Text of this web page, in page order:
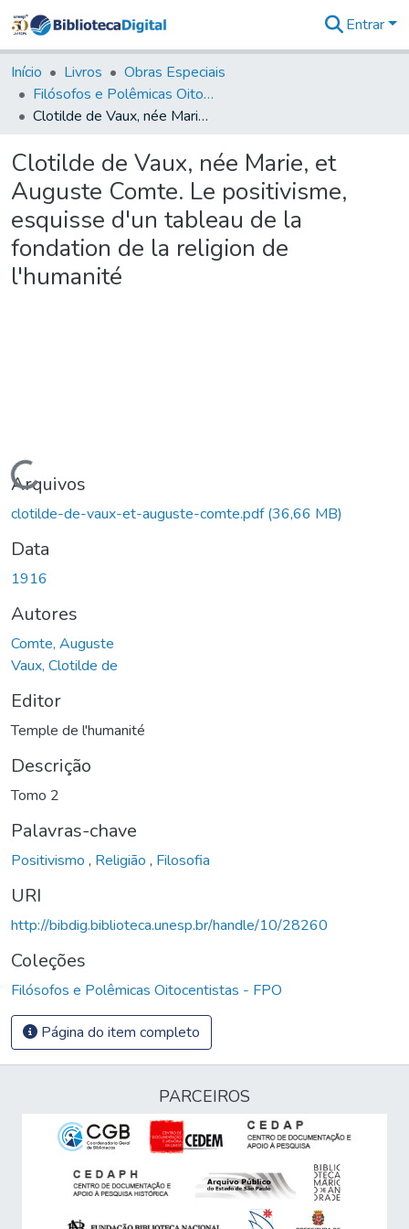
&
Coleções
Tudo na
Biblioteca
Estatísticas
Entrar
Início Livros
Obras Especiais
Filósofos e Polêmicas Oitocentistas - FPO
Clotilde de Vaux, née Marie, et Auguste Comte. Le positivisme, esquisse d'un tableau de la fondation de la religion de l'humanité
Clotilde de Vaux, née Marie, et
Auguste Comte. Le positivisme,
esquisse d'un tableau de la
fondation de la religion de
l'humanité
Carregando...
Arquivos
clotilde-de-vaux-et-auguste-comte.pdf(36,66 MB)
Data
1916
Autores
Comte, Auguste
Vaux, Clotilde de
Editor
Temple de l'humanité
Descrição
Tomo 2
Palavras-chave
Positivismo , Religião , Filosofia
URI
http://bibdig.biblioteca.unesp.br/handle/10/28260
Coleções
Filósofos e Polêmicas Oitocentistas - FPO
Página do item completo
PARCEIROS